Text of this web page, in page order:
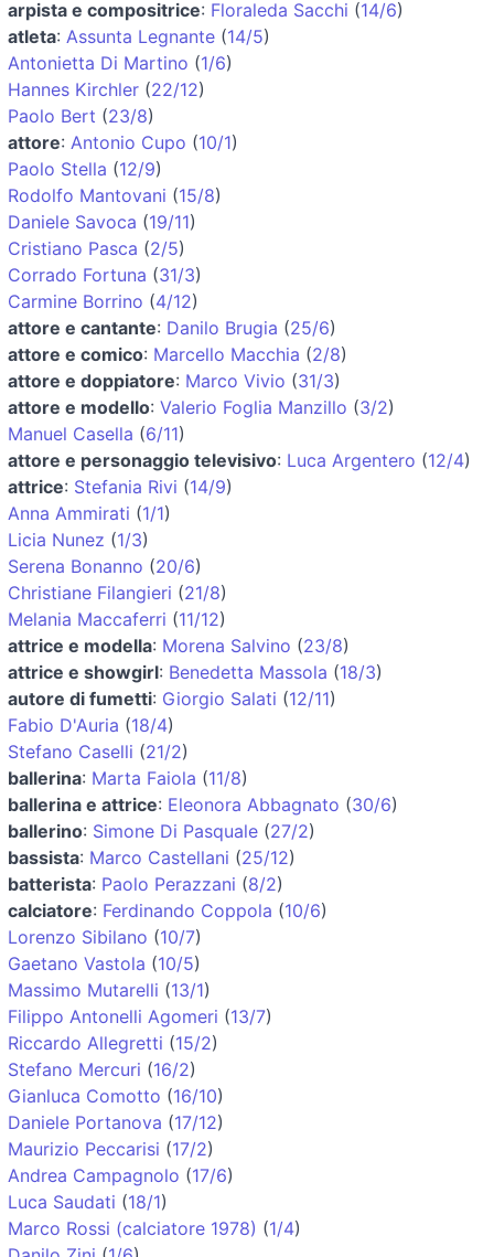
arpista e compositrice: Floraleda Sacchi (14/6)
atleta: Assunta Legnante (14/5)
Antonietta Di Martino (1/6)
Hannes Kirchler (22/12)
Paolo Bert (23/8)
attore: Antonio Cupo (10/1)
Paolo Stella (12/9)
Rodolfo Mantovani (15/8)
Daniele Savoca (19/11)
Cristiano Pasca (2/5)
Corrado Fortuna (31/3)
Carmine Borrino (4/12)
attore e cantante: Danilo Brugia (25/6)
attore e comico: Marcello Macchia (2/8)
attore e doppiatore: Marco Vivio (31/3)
attore e modello: Valerio Foglia Manzillo (3/2)
Manuel Casella (6/11)
attore e personaggio televisivo: Luca Argentero (12/4)
attrice: Stefania Rivi (14/9)
Anna Ammirati (1/1)
Licia Nunez (1/3)
Serena Bonanno (20/6)
Christiane Filangieri (21/8)
Melania Maccaferri (11/12)
attrice e modella: Morena Salvino (23/8)
attrice e showgirl: Benedetta Massola (18/3)
autore di fumetti: Giorgio Salati (12/11)
Fabio D'Auria (18/4)
Stefano Caselli (21/2)
ballerina: Marta Faiola (11/8)
ballerina e attrice: Eleonora Abbagnato (30/6)
ballerino: Simone Di Pasquale (27/2)
bassista: Marco Castellani (25/12)
batterista: Paolo Perazzani (8/2)
calciatore: Ferdinando Coppola (10/6)
Lorenzo Sibilano (10/7)
Gaetano Vastola (10/5)
Massimo Mutarelli (13/1)
Filippo Antonelli Agomeri (13/7)
Riccardo Allegretti (15/2)
Stefano Mercuri (16/2)
Gianluca Comotto (16/10)
Daniele Portanova (17/12)
Maurizio Peccarisi (17/2)
Andrea Campagnolo (17/6)
Luca Saudati (18/1)
Marco Rossi (calciatore 1978) (1/4)